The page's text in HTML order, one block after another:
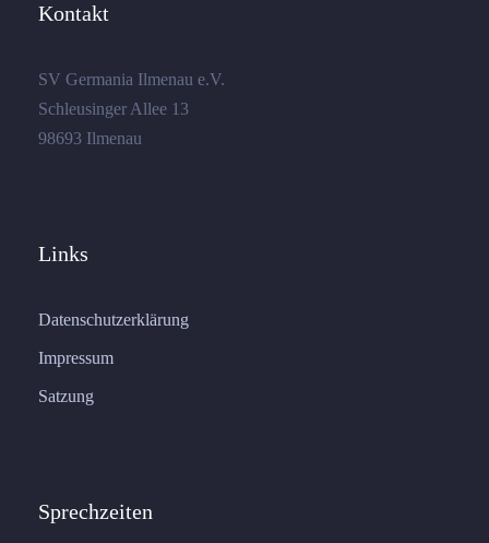
Kontakt
SV Germania Ilmenau e.V.
Schleusinger Allee 13
98693 Ilmenau
Links
Datenschutzerklärung
Impressum
Satzung
Sprechzeiten